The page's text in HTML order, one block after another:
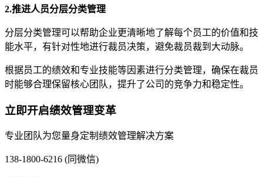
2.推进人员分层分类管理
分层分类管理可以帮助企业更清晰地了解每个员工的价值和技
能水平，有针对性地进行裁员决策，避免裁员裁到大动脉。
根据员工的绩效和专业技能等因素进行分类管理，确保在裁员
时能够合理保留核心团队，提升了公司的竞争力和稳定性。
立即开启绩效管理变革
专业团队为您量身定制绩效管理解决方案
138-1800-6216 (同微信)